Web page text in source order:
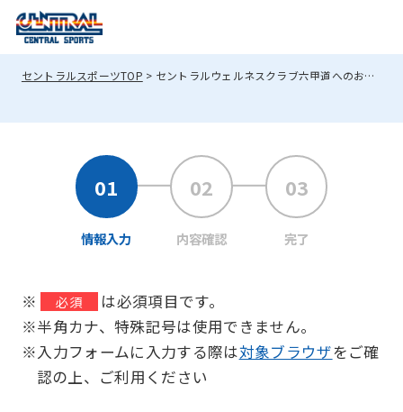
セントラルスポーツTOP セントラルウェルネスクラブ六甲道へのお問い合わせ
情報入力 内容確認 完了
※ 必須
は必須項目です。
※半角カナ、特殊記号は使用できません。
※入力フォームに入力する際は対象ブラウザをご確
認の上、ご利用ください